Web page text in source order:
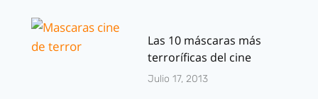
Las 10 máscaras más
terroríficas del cine
Julio 17, 2013